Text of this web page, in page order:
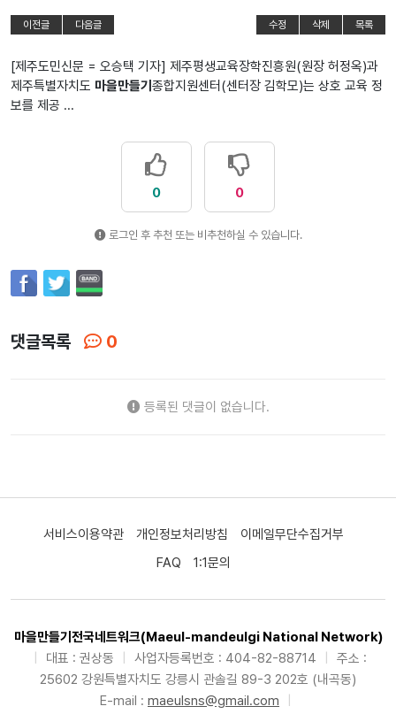
이전글 다음글 수정 삭제 목록
[제주도민신문 = 오승택 기자] 제주평생교육장학진흥원(원장 허정옥)과
제주특별자치도 마을만들기 종합지원센터(센터장 김학모)는 상호 교육 정
보를 제공 ...
0 0
로그인 후 추천 또는 비추천하실 수 있습니다.
댓글목록 0
등록된 댓글이 없습니다.
서비스이용약관 개인정보처리방침
이메일무단수집거부
FAQ
1:1문의
마을만들기전국네트워크(Maeul-mandeulgi National Network)
대표 : 권상동 사업자등록번호 : 404-82-88714
주소 :
25602 강원특별자치도 강릉시 관솔길 89-3 202호 (내곡동)
E-mail : maeulsns@gmail.com